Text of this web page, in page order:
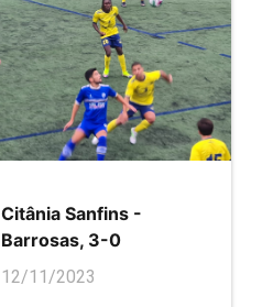
Citânia Sanfins -
Barrosas, 3-0
12/11/2023